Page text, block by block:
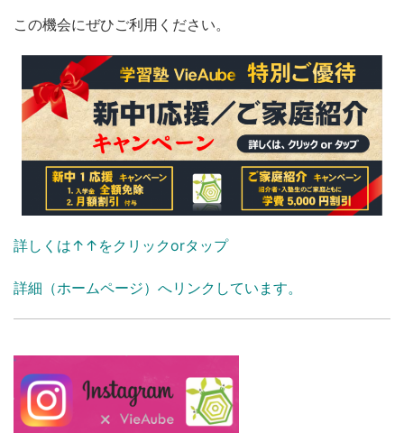
この機会にぜひご利用ください。
詳しくは↑↑をクリックorタップ
詳細（ホームページ）へリンクしています。